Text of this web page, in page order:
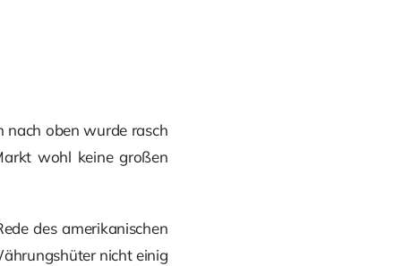
nach oben wurde rasch
wohl keine großen
des amerikanischen
nicht einig